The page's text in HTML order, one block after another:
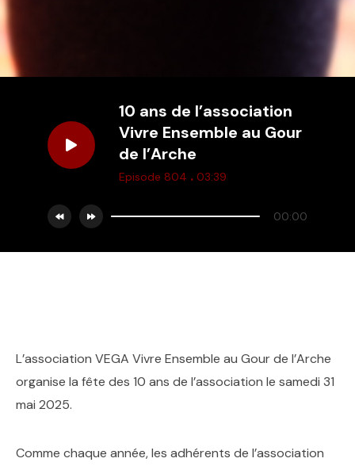
10 ans de l’association
Vivre Ensemble au Gour
de l’Arche
Episode 804 . 03:39
00:00
L’association VEGA Vivre Ensemble au Gour de l’Arche
organise la fête des 10 ans de l’association le samedi 31
mai 2025.
Comme chaque année, les adhérents de l’association